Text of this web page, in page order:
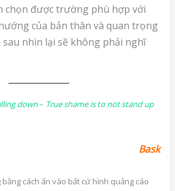
chọn được trường phù hợp với
của bản thân và quan trọng
nhìn lại sẽ không phải nghĩ
down– True shame is to not stand up
Bask
cách ấn vào bất cứ hình quảng cáo